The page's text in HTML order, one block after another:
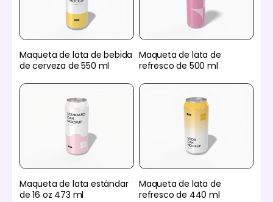
Maqueta de lata de bebida
de cerveza de 550 ml
Maqueta de lata de
refresco de 500 ml
Maqueta de lata estándar
de 16 oz 473 ml
Maqueta de lata de
refresco de 440 ml